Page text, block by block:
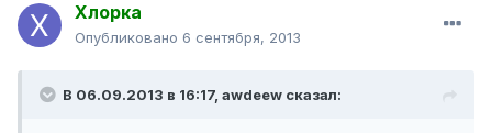
Хлорка
Опубликовано 6 сентября, 2013
В 06.09.2013 в 16:17, awdeew сказал: